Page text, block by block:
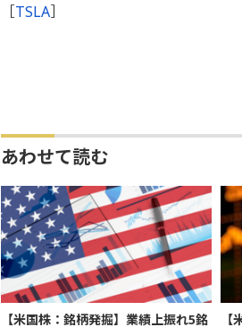
［TSLA］
あわせて読む
【米国株：銘柄発掘】業績上振れ5銘